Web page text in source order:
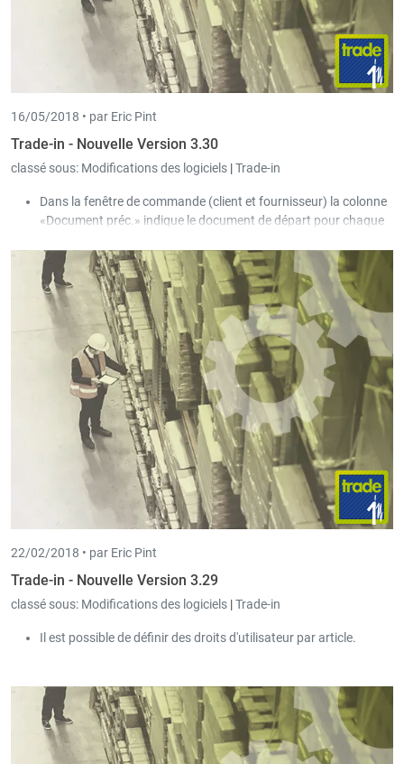
16/05/2018 • par Eric Pint
Trade-in - Nouvelle Version 3.30
classé sous: Modifications des logiciels |Trade-in
Dans la fenêtre de commande (client et fournisseur) la colonne
«Document préc.» indique le document de départ pour chaque
Dans les paramètres l’option «Compte outlook (Documents)» a
été rajouté. Il est possible de définir un compte spécifique avec
lequel les documents seront envoyés.
22/02/2018 • par Eric Pint
Trade-in - Nouvelle Version 3.29
classé sous: Modifications des logiciels |Trade-in
Il est possible de définir des droits d'utilisateur par article.